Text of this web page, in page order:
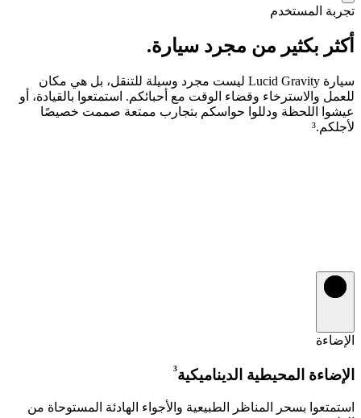
تجربة المستخدم
أكثر بكثير من مجرد سيارة.
سيارة Lucid Gravity ليست مجرد وسيلة للتنقل، بل هي مكان
للعمل والاسترخاء وقضاء الوقت مع أحبائكم. استمتعوا بالقيادة، أو
عيشوا اللحظة ودللوا حواسكم بتجارب ممتعة صممت خصيصًا
لأجلكم.³
الإضاءة
الإضاءة المحيطية الديناميكية³
استمتعوا بسحر المناظر الطبيعية والأجواء الهادئة المستوحاة من